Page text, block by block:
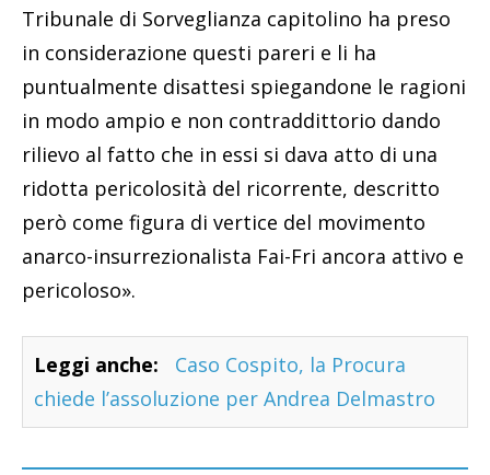
Tribunale di Sorveglianza capitolino ha preso
in considerazione questi pareri e li ha
puntualmente disattesi spiegandone le ragioni
in modo ampio e non contraddittorio dando
rilievo al fatto che in essi si dava atto di una
ridotta pericolosità del ricorrente, descritto
però come figura di vertice del movimento
anarco-insurrezionalista Fai-Fri ancora attivo e
pericoloso».
Leggi anche:
Caso Cospito, la Procura
chiede l’assoluzione per Andrea Delmastro